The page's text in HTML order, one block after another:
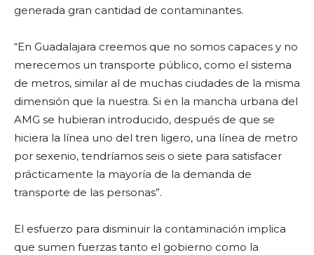
generada gran cantidad de contaminantes.
“En Guadalajara creemos que no somos capaces y no
merecemos un transporte público, como el sistema
de metros, similar al de muchas ciudades de la misma
dimensión que la nuestra. Si en la mancha urbana del
AMG se hubieran introducido, después de que se
hiciera la línea uno del tren ligero, una línea de metro
por sexenio, tendríamos seis o siete para satisfacer
prácticamente la mayoría de la demanda de
transporte de las personas”.
El esfuerzo para disminuir la contaminación implica
que sumen fuerzas tanto el gobierno como la